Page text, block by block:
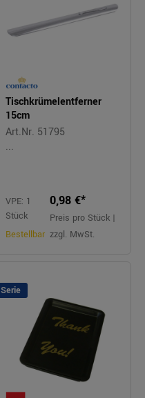
Tischkrümelentferner
15cm
Art.Nr. 51795
...
VPE: 1
Stück
Bestellbar
0,98 €*
Preis pro Stück |
zzgl. MwSt.
Serie